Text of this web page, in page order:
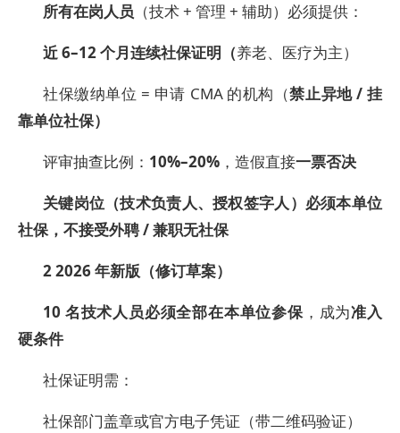
所有在岗人员 （技术 + 管理 + 辅助）必须提供：
近 6–12 个月连续社保证明（养老、医疗为主）
社保缴纳单位 = 申请 CMA 的机构（禁止异地 / 挂
靠单位社保）
评审抽查比例： 10%–20% ，造假直接一票否决
关键岗位（技术负责人、授权签字人）必须本单位
社保，不接受外聘 / 兼职无社保
2 2026年新版（修订草案）
10 名技术人员必须全部在本单位参保，成为准入
硬条件
社保证明需：
社保部门盖章或官方电子凭证（带二维码验证）